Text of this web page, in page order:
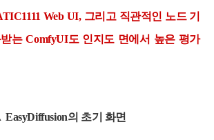
Web UI, 그리고 직관적인 노드 기
는 ComfyUI도 인지도 면에서 높은 평가
EasyDiffusion의 초기 화면